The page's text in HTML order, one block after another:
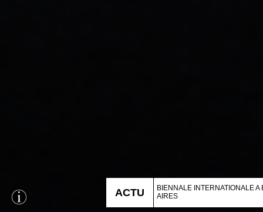
ACTU
BIENNALE INTERNATIONALE A
AIRES